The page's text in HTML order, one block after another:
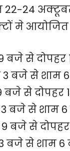
22-24
मे
बजे से
3 बजे से शाम
बजे से दोपहर
3 बजे से शाम
बजे से
3 बजे से शाम